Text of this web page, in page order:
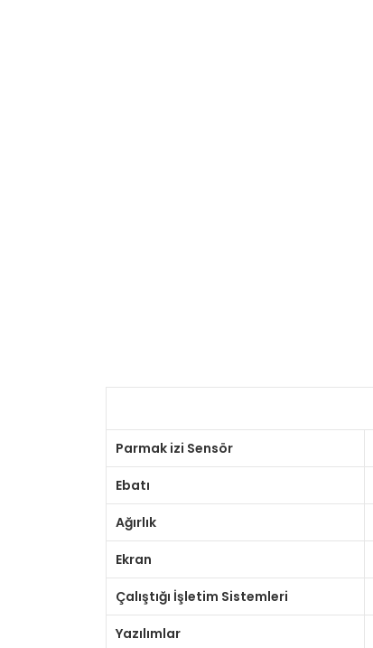
Parmak izi Sensör
Ebatı
Ağırlık
Ekran
Çalıştığı İşletim Sistemleri
Yazılımlar